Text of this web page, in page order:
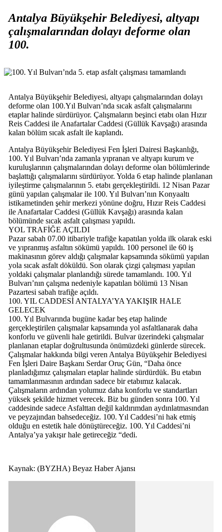
Antalya Büyükşehir Belediyesi, altyapı
çalışmalarından dolayı deforme olan
100.
Antalya Büyükşehir Belediyesi, altyapı çalışmalarından dolayı
deforme olan 100.Yıl Bulvarı’nda sıcak asfalt çalışmalarını
etaplar halinde sürdürüyor. Çalışmaların beşinci etabı olan Hızır
Reis Caddesi ile Anafartalar Caddesi (Güllük Kavşağı) arasında
kalan bölüm sıcak asfalt ile kaplandı.
Antalya Büyükşehir Belediyesi Fen İşleri Dairesi Başkanlığı,
100. Yıl Bulvarı’nda zamanla yıpranan ve altyapı kurum ve
kuruluşlarının çalışmalarından dolayı deforme olan bölümlerinde
başlattığı çalışmalarını sürdürüyor. Yolda 6 etap halinde planlanan
iyileştirme çalışmalarının 5. etabı gerçekleştirildi. 12 Nisan Pazar
günü yapılan çalışmalar ile 100. Yıl Bulvarı’nın Konyaaltı
istikametinden şehir merkezi yönüne doğru, Hızır Reis Caddesi
ile Anafartalar Caddesi (Güllük Kavşağı) arasında kalan
bölümünde sıcak asfalt çalışması yapıldı.
YOL TRAFİĞE AÇILDI
Pazar sabah 07.00 itibariyle trafiğe kapatılan yolda ilk olarak eski
ve yıpranmış asfaltın sökümü yapıldı. 100 personel ile 60 iş
makinasının görev aldığı çalışmalar kapsamında sökümü yapılan
yola sıcak asfalt döküldü. Son olarak çizgi çalışması yapılan
yoldaki çalışmalar planlandığı sürede tamamlandı. 100. Yıl
Bulvarı’nın çalışma nedeniyle kapatılan bölümü 13 Nisan
Pazartesi sabah trafiğe açıldı.
100. YIL CADDESİ ANTALYA’YA YAKIŞIR HALE
GELECEK
100. Yıl Bulvarında bugüne kadar beş etap halinde
gerçekleştirilen çalışmalar kapsamında yol asfaltlanarak daha
konforlu ve güvenli hale getirildi. Bulvar üzerindeki çalışmalar
planlanan etaplar doğrultusunda önümüzdeki günlerde sürecek.
Çalışmalar hakkında bilgi veren Antalya Büyükşehir Belediyesi
Fen İşleri Daire Başkanı Serdar Oruç Gün, “Daha önce
planladığımız çalışmaları etaplar halinde sürdürdük. Bu etabın
tamamlanmasının ardından sadece bir etabımız kalacak.
Çalışmaların ardından yolumuz daha konforlu ve standartları
yüksek şekilde hizmet verecek. Biz bu günden sonra 100. Yıl
caddesinde sadece Asfalttan değil kaldırımdan aydınlatmasından
ve peyzajından bahsedeceğiz. 100. Yıl Caddesi’ni hak etmiş
olduğu en estetik hale dönüştüreceğiz. 100. Yıl Caddesi’ni
Antalya’ya yakışır hale getireceğiz “dedi.
Kaynak: (BYZHA) Beyaz Haber Ajansı